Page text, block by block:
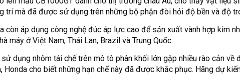
trí mà đã được sử dụng trên những bộ phận đòi hỏi độ bền và độ
còn áp dụng công nghệ đúc áp lực cao để sản xuất vành hợp kim
máy ở Việt Nam, Thái Lan, Brazil và Trung Quốc.
dụng nhôm tái chế trên mô tô phân khối lớn gặp nhiều rào cản về
Honda cho biết những hạn chế này đã được khắc phục. Hãng dự